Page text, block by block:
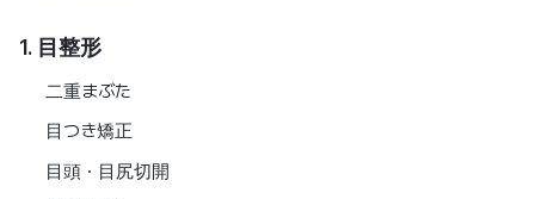
1. 目整形
二重まぶた
目つき矯正
目頭・目尻切開